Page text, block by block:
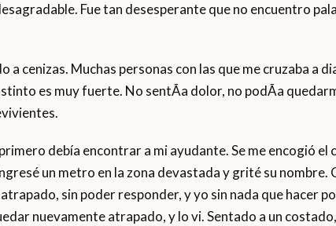
Fue tan desesperante que no encuentro
a cenizas. Muchas personas con las que me cruzaba a
es muy fuerte. No sentÃ­a dolor, no podÃ­a
debía encontrar a mi ayudante. Se me encogió
un metro en la zona devastada y grité su nombre.
sin poder responder, y yo sin nada que hacer
nuevamente atrapado, y lo vi. Sentado a un